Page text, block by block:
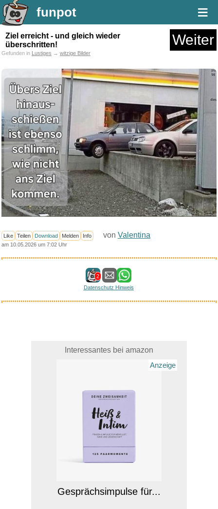
funpot ≡
Ziel erreicht - und gleich wieder
überschritten!
Weiter
Gefunden in Lustiges → witzige Bilder
Like Teilen Download Melden Info von Valentina
am 10.05.2026 um 7:02 Uhr
2
Datenschutz Hinweis
Interessantes bei amazon
Anzeige
Gesprächsimpulse für...